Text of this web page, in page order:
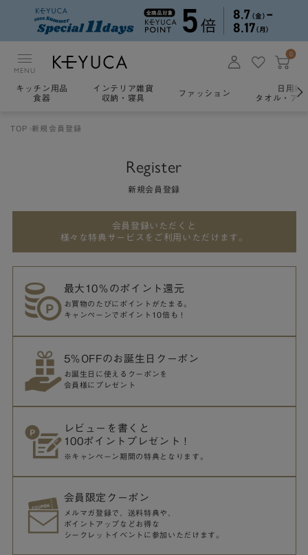
MENU
0
キッチン用品
食器
インテリア雑貨
収納・寝具
ファッション
日用雑
タオル・ア
TOP 新規会員登録
Register
新規会員登録
会員登録いただくと
様々な特典サービスをご利用いただけます。
最大10％のポイント還元
お買物のたびにポイントがたまる。
キャンペーンでポイント10倍も！
5％OFFのお誕生日クーポン
お誕生日に使えるクーポンを
会員様にプレゼント
レビューを書くと
100ポイントプレゼント！
※キャンペーン期間の特典となります。
会員限定クーポン
メルマガ登録で、送料特典や、
ポイントアップなどお得な
シークレットイベントに参加いただけます。